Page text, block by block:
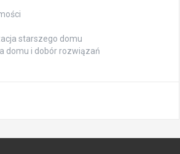
starszego domu
domu i dobór rozwiązań